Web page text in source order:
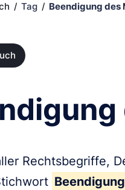
Tag Beendigung
Rechtsbegriffe,